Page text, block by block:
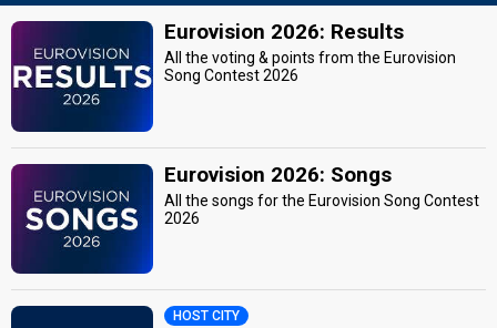
Eurovision 2026: Results
All the voting & points from the Eurovision
Song Contest 2026
Eurovision 2026: Songs
All the songs for the Eurovision Song Contest
2026
HOST CITY